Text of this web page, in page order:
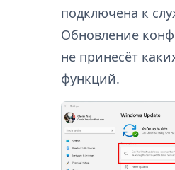
подключена к
Обновление
не принесёт
функций.